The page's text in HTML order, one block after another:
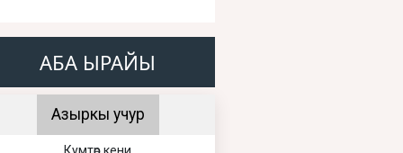
АБА ЫРАЙЫ
Азыркы учур
Кумтөр кени